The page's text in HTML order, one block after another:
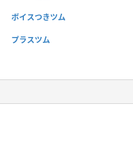
ボイスつきツム
プラスツム